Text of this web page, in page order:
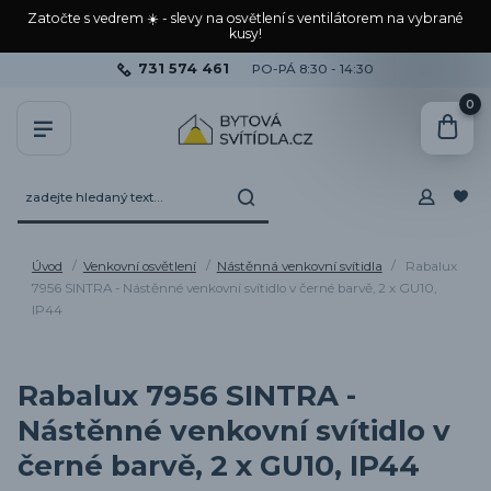
Zatočte s vedrem ☀️ - slevy na osvětlení s ventilátorem na vybrané
kusy!
731 574 461 PO-PÁ 8:30 - 14:30
0
Úvod Venkovní osvětlení Nástěnná venkovní svítidla
Rabalux
7956 SINTRA - Nástěnné venkovní svítidlo v černé barvě, 2 x GU10,
IP44
Rabalux 7956 SINTRA -
Nástěnné venkovní svítidlo v
černé barvě, 2 x GU10, IP44